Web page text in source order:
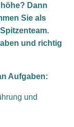
Dann
Sie als
und richtig
Aufgaben:
und